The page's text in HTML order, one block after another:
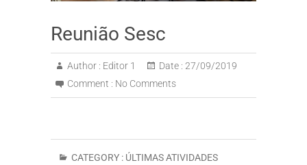
Reunião Sesc
Author : Editor 1 Date : 27/09/2019
Comment : No Comments
CATEGORY : ÚLTIMAS ATIVIDADES